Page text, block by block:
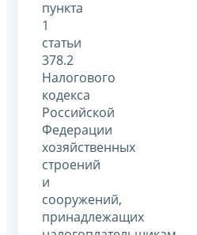
пункта
1
статьи
378.2
Налогового
кодекса
Российской
Федерации
хозяйственных
строений
и
сооружений,
принадлежащих